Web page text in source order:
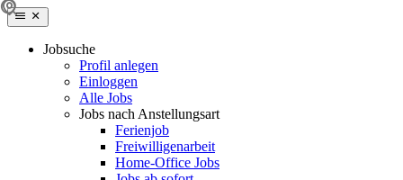
Jobsuche
Profil anlegen
Einloggen
Alle Jobs
Jobs nach Anstellungsart
Ferienjob
Freiwilligenarbeit
Home-Office Jobs